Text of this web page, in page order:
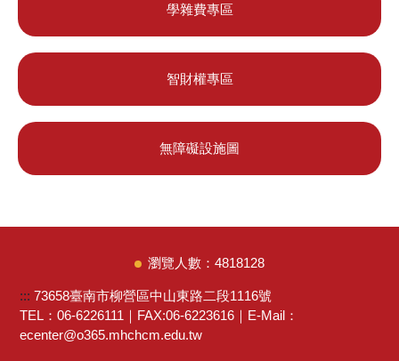
學雜費專區
智財權專區
無障礙設施圖
4818128
::: 73658臺南市柳營區中山東路二段1116號
TEL：06-6226111｜FAX:06-6223616｜E-Mail：
ecenter@o365.mhchcm.edu.tw